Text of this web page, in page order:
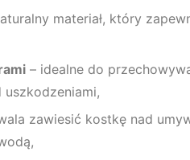
materiał, który
– idealne do
zawiesić kostkę nad